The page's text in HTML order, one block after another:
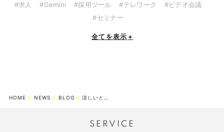
#求人
#Gemini #採用ツール #テレワーク
#ビデオ会議
#セミナー
全てを表示 +
HOME NEWS BLOG 涼しいところを求めて
SERVICE